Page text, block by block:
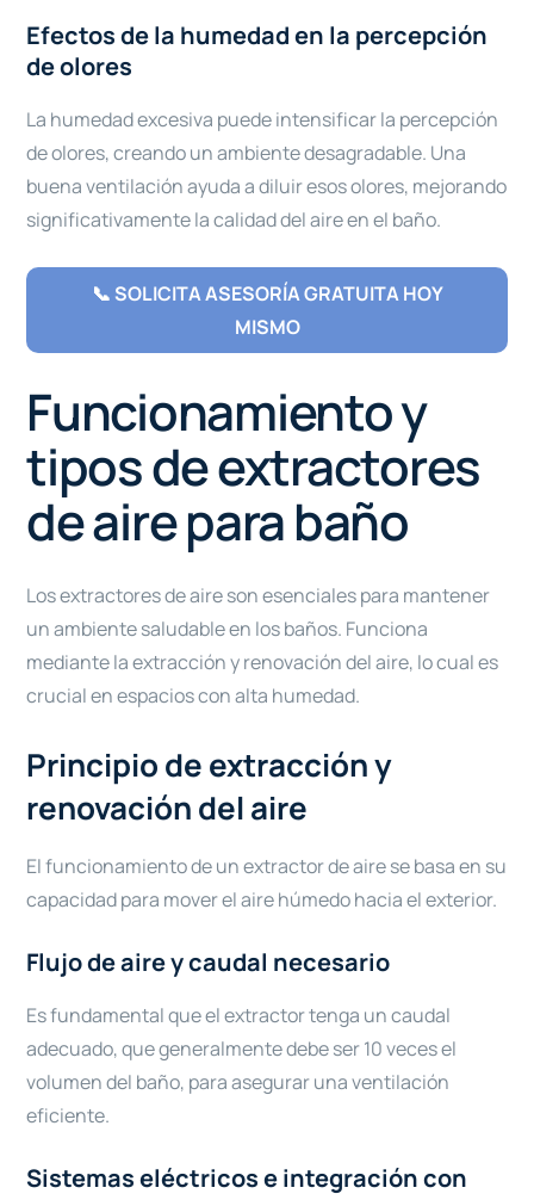
Efectos de la humedad en la percepción
de olores
La humedad excesiva puede intensificar la percepción
de olores, creando un ambiente desagradable. Una
buena ventilación ayuda a diluir esos olores, mejorando
significativamente la calidad del aire en el baño.
📞 SOLICITA ASESORÍA GRATUITA HOY
MISMO
Funcionamiento y
tipos de extractores
de aire para baño
Los extractores de aire son esenciales para mantener
un ambiente saludable en los baños. Funciona
mediante la extracción y renovación del aire, lo cual es
crucial en espacios con alta humedad.
Principio de extracción y
renovación del aire
El funcionamiento de un extractor de aire se basa en su
capacidad para mover el aire húmedo hacia el exterior.
Flujo de aire y caudal necesario
Es fundamental que el extractor tenga un caudal
adecuado, que generalmente debe ser 10 veces el
volumen del baño, para asegurar una ventilación
eficiente.
Sistemas eléctricos e integración con